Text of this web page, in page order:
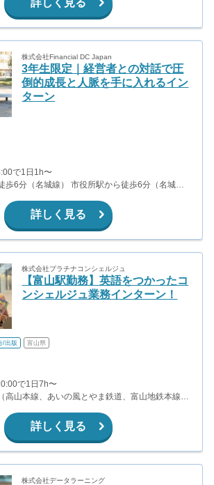
株式会社Financial DC Japan
3年生限定｜経営者との対話で圧
倒的成長と人脈を手に入れるイン
ターン
で1日1h〜
歩6分（名城線） 市役所駅から徒歩6分（名城
詳しく見る
株式会社プラチナコンシェルジュ
【富山駅勤務】英語をつかったコ
ンシェルジュ業務インターン！
/出版 富山県
で1日7h〜
高山本線、あいの風とやま鉄道、富山地鉄本線、
滝線）
詳しく見る
株式会社データラーニング